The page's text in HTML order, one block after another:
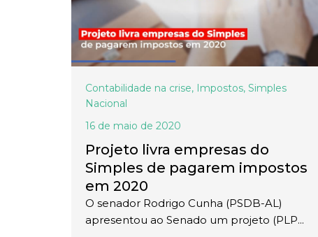
Contabilidade na crise, Impostos, Simples
Nacional
16 de maio de 2020
Projeto livra empresas do
Simples de pagarem impostos
em 2020
O senador Rodrigo Cunha (PSDB-AL)
apresentou ao Senado um projeto (PLP...